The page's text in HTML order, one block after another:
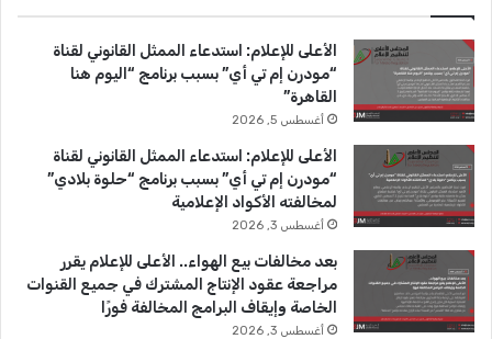
و
ك
T
u
b
e
ق
ا
م
الأعلى للإعلام: استدعاء الممثل القانوني لقناة
“مودرن إم تي أي” بسبب برنامج “اليوم هنا
القاهرة”
أغسطس 5, 2026
الأعلى للإعلام: استدعاء الممثل القانوني لقناة
“مودرن إم تي أي” بسبب برنامج “حلوة بلادي”
لمخالفته الأكواد الإعلامية
أغسطس 3, 2026
بعد مخالفات بيع الهواء.. الأعلى للإعلام يقرر
مراجعة عقود الإنتاج المشترك في جميع القنوات
الخاصة وإيقاف البرامج المخالفة فورًا
أغسطس 3, 2026